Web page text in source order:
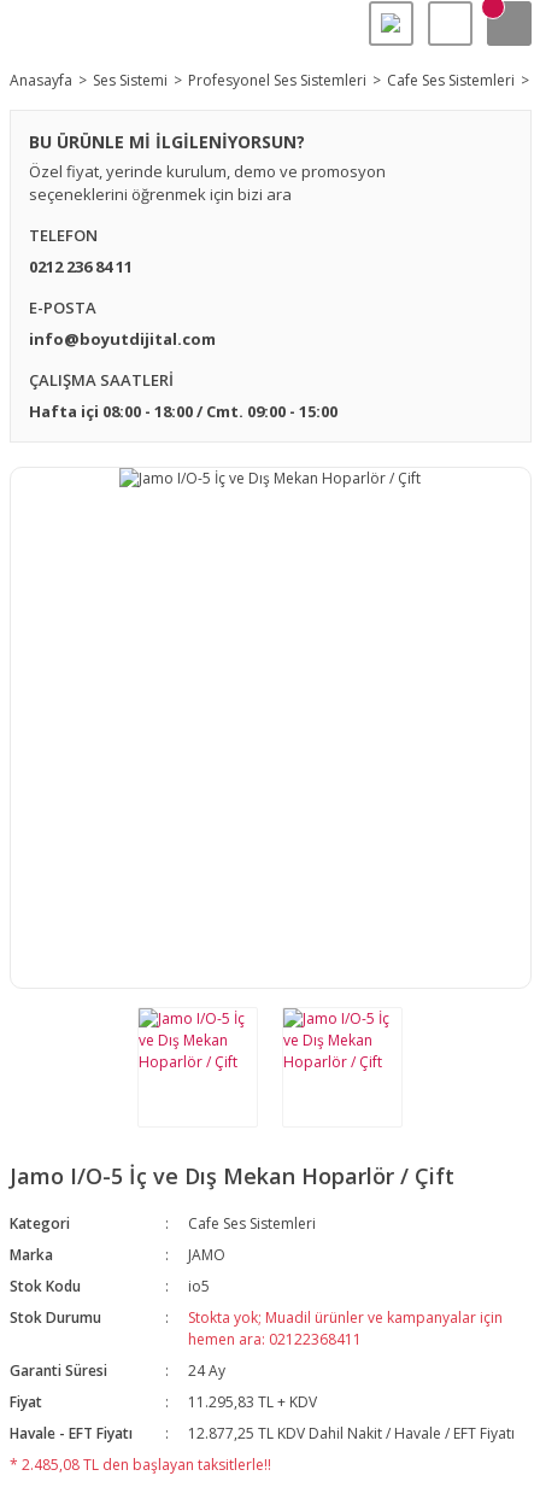
Anasayfa Ses Sistemi Profesyonel Ses Sistemleri Cafe Ses Sistemleri
BU ÜRÜNLE Mİ İLGİLENİYORSUN?
Özel fiyat, yerinde kurulum, demo ve promosyon
seçeneklerini öğrenmek için bizi ara
TELEFON
0212 236 84 11
E-POSTA
info@boyutdijital.com
ÇALIŞMA SAATLERİ
Hafta içi 08:00 - 18:00 / Cmt. 09:00 - 15:00
Jamo I/O-5 İç ve Dış Mekan Hoparlör / Çift
Kategori
Cafe Ses Sistemleri
Marka
JAMO
Stok Kodu
io5
Stok Durumu
Stokta yok; Muadil ürünler ve kampanyalar için
hemen ara: 02122368411
Garanti Süresi
24 Ay
Fiyat
11.295,83 TL + KDV
Havale - EFT Fiyatı
12.877,25 TL KDV Dahil Nakit / Havale / EFT Fiyatı
* 2.485,08 TL den başlayan taksitlerle!!